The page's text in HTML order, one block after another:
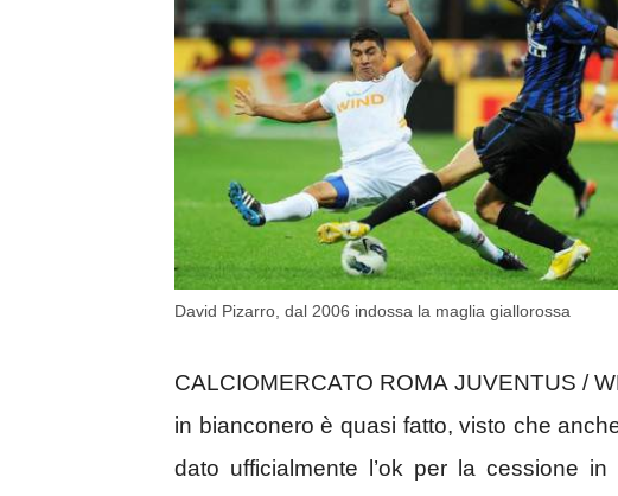
David Pizarro, dal 2006 indossa la maglia giallorossa
CALCIOMERCATO ROMA JUVENTUS /
in bianconero è quasi fatto, visto che
dato ufficialmente l’ok per la cessione